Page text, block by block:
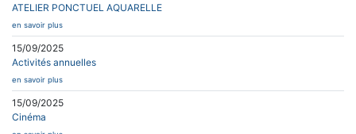
ATELIER PONCTUEL AQUARELLE
en savoir plus
15/09/2025
Activités annuelles
en savoir plus
15/09/2025
Cinéma